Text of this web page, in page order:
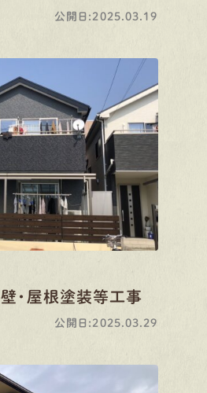
公開日:2025.03.19
屋根塗装等工事
公開日:2025.03.29